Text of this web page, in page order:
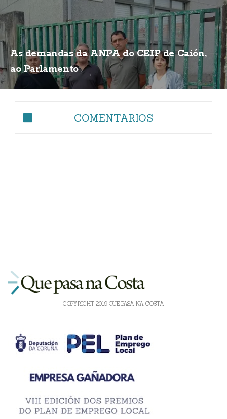
As demandas da ANPA do CEIP de Caión,
ao Parlamento
COMENTARIOS
COPYRIGHT 2019 QUE PASA NA COSTA